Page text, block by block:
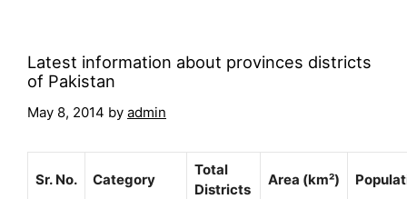
Latest information about provinces districts
of Pakistan
May 8, 2014 by admin
Sr. No. Category
Total
Districts
Area (km²)